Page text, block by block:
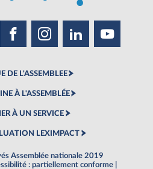
DE L'ASSEMBLEE
À L'ASSEMBLÉE
À UN SERVICE
LEXIMPACT
Assemblée nationale 2019
: partiellement conforme